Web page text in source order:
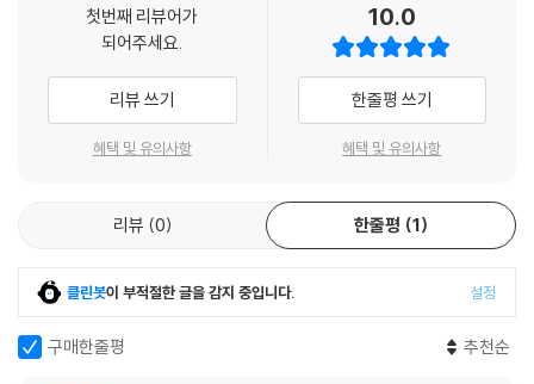
·각 권마다 다양한 명상법을 소개하여 체험 후 자신에게 맞는 명상법을 선
택해 지속할 수 있도록 하였습니다.
알수록 재밌는 건강지혜
·치매는 알수록 예방하기 쉬워집니다. 다양한 치매 상식과 과학적으로 입
·문제마다 우측 상단에 정답 페이지가 기재되어 있으며, 해당 페이지에서
정답을 바로 확인할 수 있습니다.
·정답을 명확하고 통일성 있게 표시하여, 자신의 답과 비교 점검이 용이합
유튜브 ‘탑클래스 두뇌발전소’의 구독자로서, 평소에 즐겨 하던 두뇌게임
초고령 사회로 접어들면서, 급속도로 늘어가는 치매는 모두가 대비해야 하
는 질병이 되었다. 효과적인 진단이나 치료제가 개발되지 않은 치매의 경
우, 예방의 중요성은 특히 강조된다. 이러한 점에서 이 책은 치매 예방에 꼭
재밌는 두뇌게임으로 다양한 영역의 두뇌를 균형 있게 발전시키는 데 도움
을 주고, 게임 후 간단한 명상으로 두뇌를 휴식하며, 치매에 관한 정보를 통
준다. 특히 고혈압, 당뇨, 고지혈증, 비만 등과 같은 잘못된 생활 습관으로
한 책이 아닌 다양한 연령대가 함께 치매를 예방할 수 있도록 했다는 점은
첫번째 리뷰어가
되어주세요.
리뷰 쓰기
혜택 및 유의사항
10.0
한줄평 쓰기
혜택 및 유의사항
리뷰 0 한줄평 1
클린봇이 부적절한 글을 감지 중입니다. 설정
구매한줄평 추천순